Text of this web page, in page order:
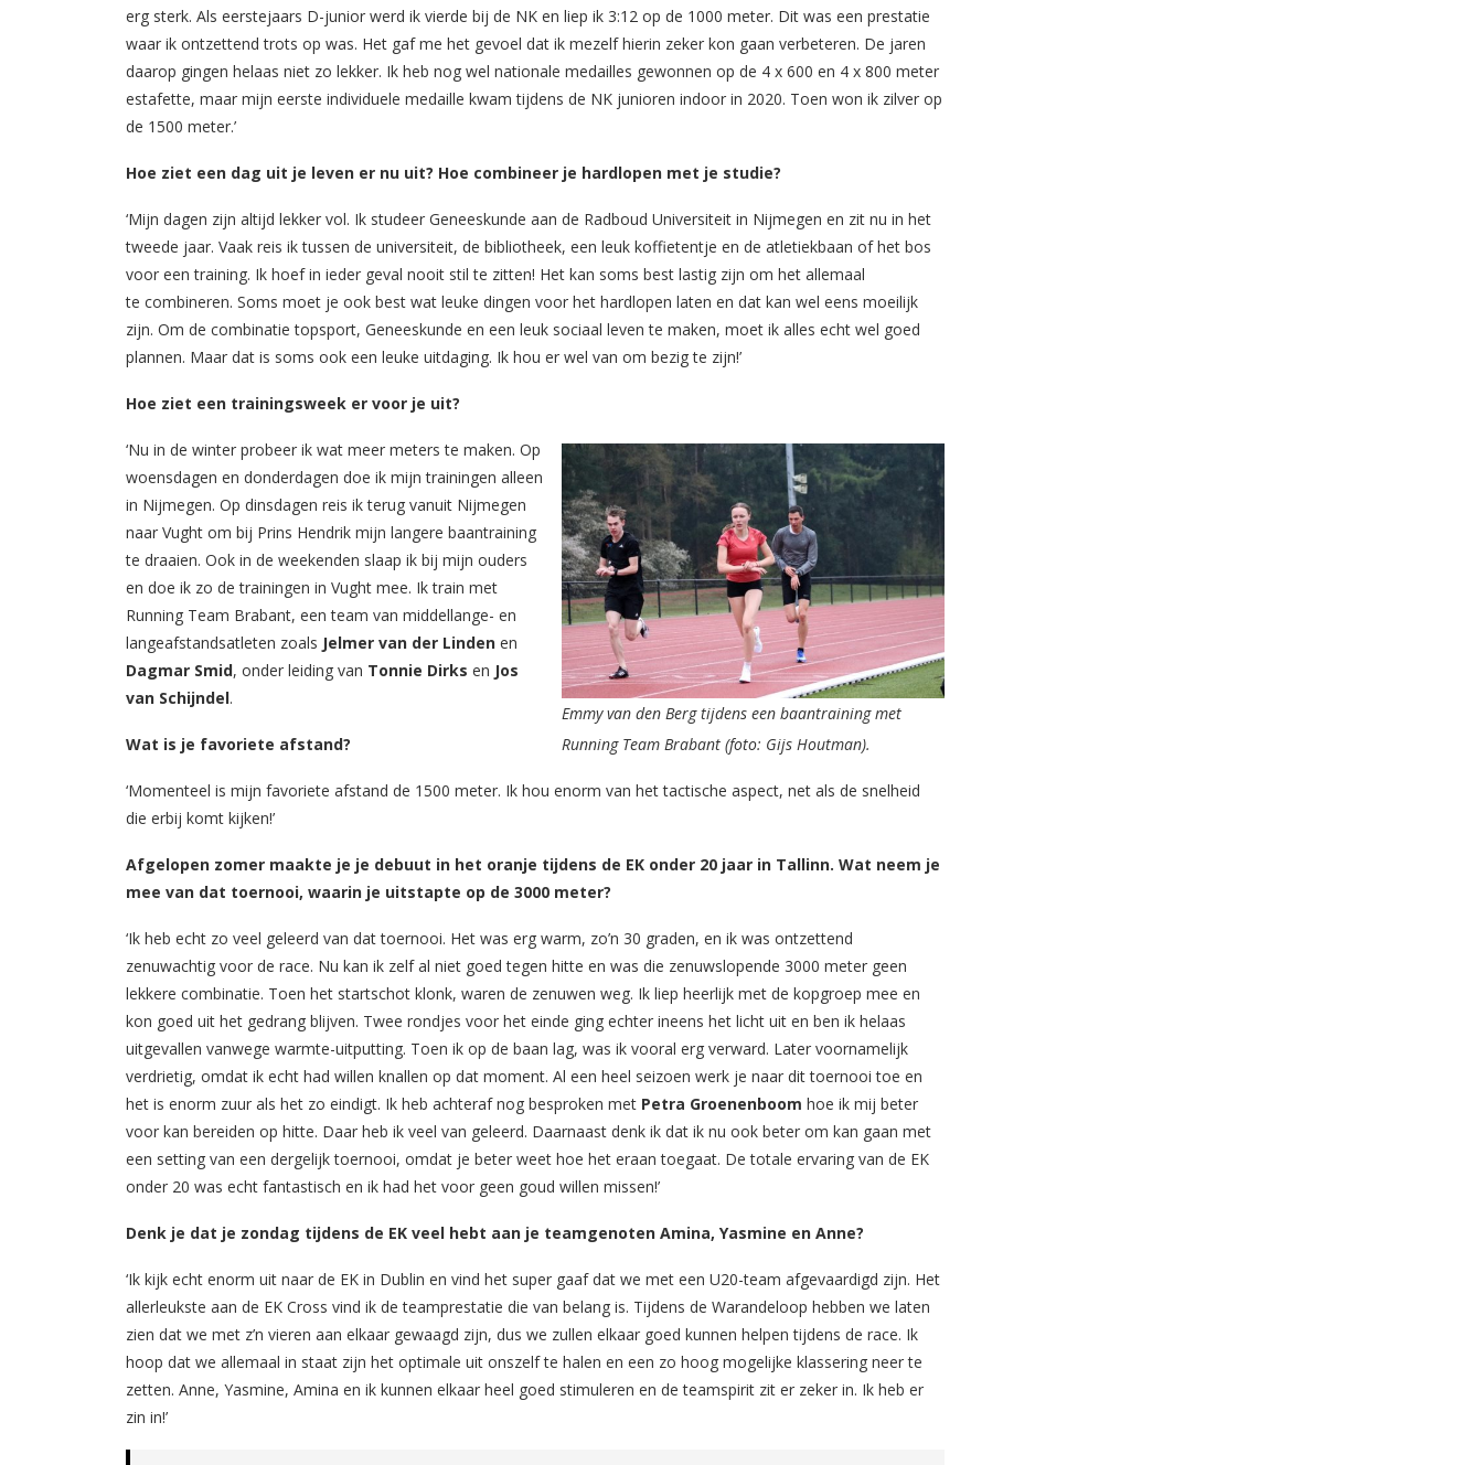
erg sterk. Als eerstejaars D-junior werd ik vierde bij de NK en liep ik 3:12 op de 1000 meter. Dit was een prestatie
waar ik ontzettend trots op was. Het gaf me het gevoel dat ik mezelf hierin zeker kon gaan verbeteren. De jaren
daarop gingen helaas niet zo lekker. Ik heb nog wel nationale medailles gewonnen op de 4 x 600 en 4 x 800 meter
estafette, maar mijn eerste individuele medaille kwam tijdens de NK junioren indoor in 2020. Toen won ik zilver op
de 1500 meter.’
Hoe ziet een dag uit je leven er nu uit? Hoe combineer je hardlopen met je studie?
‘Mijn dagen zijn altijd lekker vol. Ik studeer Geneeskunde aan de Radboud Universiteit in Nijmegen en zit nu in het
tweede jaar. Vaak reis ik tussen de universiteit, de bibliotheek, een leuk koffietentje en de atletiekbaan of het bos
voor een training. Ik hoef in ieder geval nooit stil te zitten! Het kan soms best lastig zijn om het allemaal
te combineren. Soms moet je ook best wat leuke dingen voor het hardlopen laten en dat kan wel eens moeilijk
zijn. Om de combinatie topsport, Geneeskunde en een leuk sociaal leven te maken, moet ik alles echt wel goed
plannen. Maar dat is soms ook een leuke uitdaging. Ik hou er wel van om bezig te zijn!’
Hoe ziet een trainingsweek er voor je uit?
Emmy van den Berg tijdens een baantraining met
Running Team Brabant (foto: Gijs Houtman).
‘Nu in de winter probeer ik wat meer meters te maken. Op
woensdagen en donderdagen doe ik mijn trainingen alleen
in Nijmegen. Op dinsdagen reis ik terug vanuit Nijmegen
naar Vught om bij Prins Hendrik mijn langere baantraining
te draaien. Ook in de weekenden slaap ik bij mijn ouders
en doe ik zo de trainingen in Vught mee. Ik train met
Running Team Brabant, een team van middellange- en
langeafstandsatleten zoals Jelmer van der Linden en
Dagmar Smid, onder leiding van Tonnie Dirks en Jos
van Schijndel.
Wat is je favoriete afstand?
‘Momenteel is mijn favoriete afstand de 1500 meter. Ik hou enorm van het tactische aspect, net als de snelheid
die erbij komt kijken!’
Afgelopen zomer maakte je je debuut in het oranje tijdens de EK onder 20 jaar in Tallinn. Wat neem je
mee van dat toernooi, waarin je uitstapte op de 3000 meter?
‘Ik heb echt zo veel geleerd van dat toernooi. Het was erg warm, zo’n 30 graden, en ik was ontzettend
zenuwachtig voor de race. Nu kan ik zelf al niet goed tegen hitte en was die zenuwslopende 3000 meter geen
lekkere combinatie. Toen het startschot klonk, waren de zenuwen weg. Ik liep heerlijk met de kopgroep mee en
kon goed uit het gedrang blijven. Twee rondjes voor het einde ging echter ineens het licht uit en ben ik helaas
uitgevallen vanwege warmte-uitputting. Toen ik op de baan lag, was ik vooral erg verward. Later voornamelijk
verdrietig, omdat ik echt had willen knallen op dat moment. Al een heel seizoen werk je naar dit toernooi toe en
het is enorm zuur als het zo eindigt. Ik heb achteraf nog besproken met Petra Groenenboom hoe ik mij beter
voor kan bereiden op hitte. Daar heb ik veel van geleerd. Daarnaast denk ik dat ik nu ook beter om kan gaan met
een setting van een dergelijk toernooi, omdat je beter weet hoe het eraan toegaat. De totale ervaring van de EK
onder 20 was echt fantastisch en ik had het voor geen goud willen missen!’
Denk je dat je zondag tijdens de EK veel hebt aan je teamgenoten Amina, Yasmine en Anne?
‘Ik kijk echt enorm uit naar de EK in Dublin en vind het super gaaf dat we met een U20-team afgevaardigd zijn. Het
allerleukste aan de EK Cross vind ik de teamprestatie die van belang is. Tijdens de Warandeloop hebben we laten
zien dat we met z’n vieren aan elkaar gewaagd zijn, dus we zullen elkaar goed kunnen helpen tijdens de race. Ik
hoop dat we allemaal in staat zijn het optimale uit onszelf te halen en een zo hoog mogelijke klassering neer te
zetten. Anne, Yasmine, Amina en ik kunnen elkaar heel goed stimuleren en de teamspirit zit er zeker in. Ik heb er
zin in!’